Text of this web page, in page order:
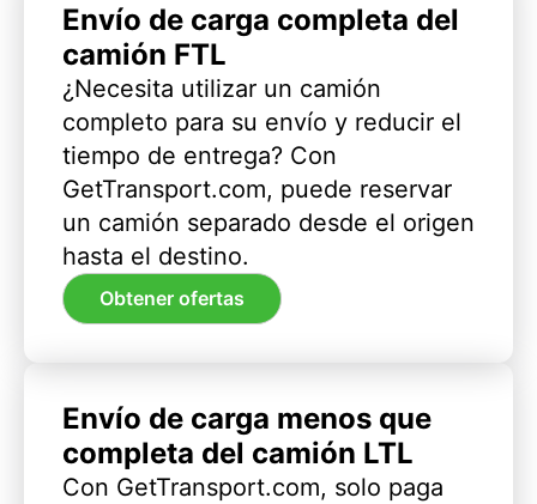
Envío de carga completa del
camión FTL
¿Necesita utilizar un camión
completo para su envío y reducir el
tiempo de entrega? Con
GetTransport.com, puede reservar
un camión separado desde el origen
hasta el destino.
Obtener ofertas
Envío de carga menos que
completa del camión LTL
Con GetTransport.com, solo paga